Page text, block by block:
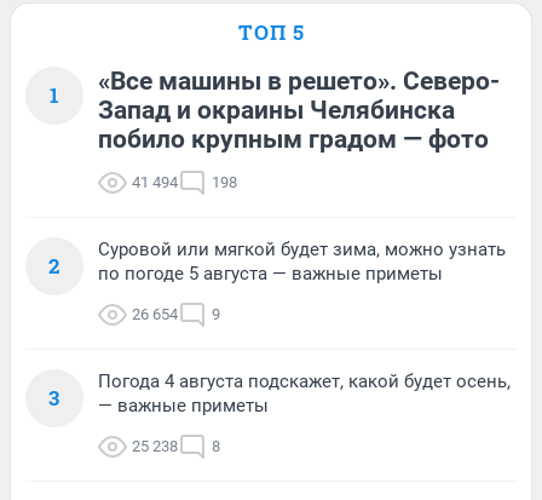
ТОП 5
1
«Все машины в решето». Северо-
Запад и окраины Челябинска
побило крупным градом — фото
41 494 198
2
Суровой или мягкой будет зима, можно узнать
по погоде 5 августа — важные приметы
26 654 9
3
Погода 4 августа подскажет, какой будет осень,
— важные приметы
25 238 8